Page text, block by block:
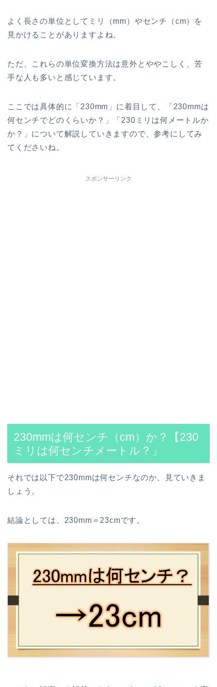
よく長さの単位としてミリ（mm）やセンチ（cm）を
見かけることがありますよね。
ただ、これらの単位変換方法は意外とややこしく、苦
手な人も多いと感じています。
ここでは具体的に「230mm」に着目して、「230mmは
何センチでどのくらいか？」「230ミリは何メートルか
か？」について解説していきますので、参考にしてみ
てくださいね。
スポンサーリンク
230mmは何センチ（cm）か？【230
ミリは何センチメートル？」
それでは以下で230mmは何センチなのか、見ていきま
しょう。
結論としては、230mm＝23cmです。